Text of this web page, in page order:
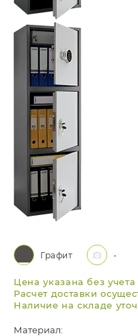
Графит -
Цена указана без
Расчет доставки
Наличие на складе
Материал: